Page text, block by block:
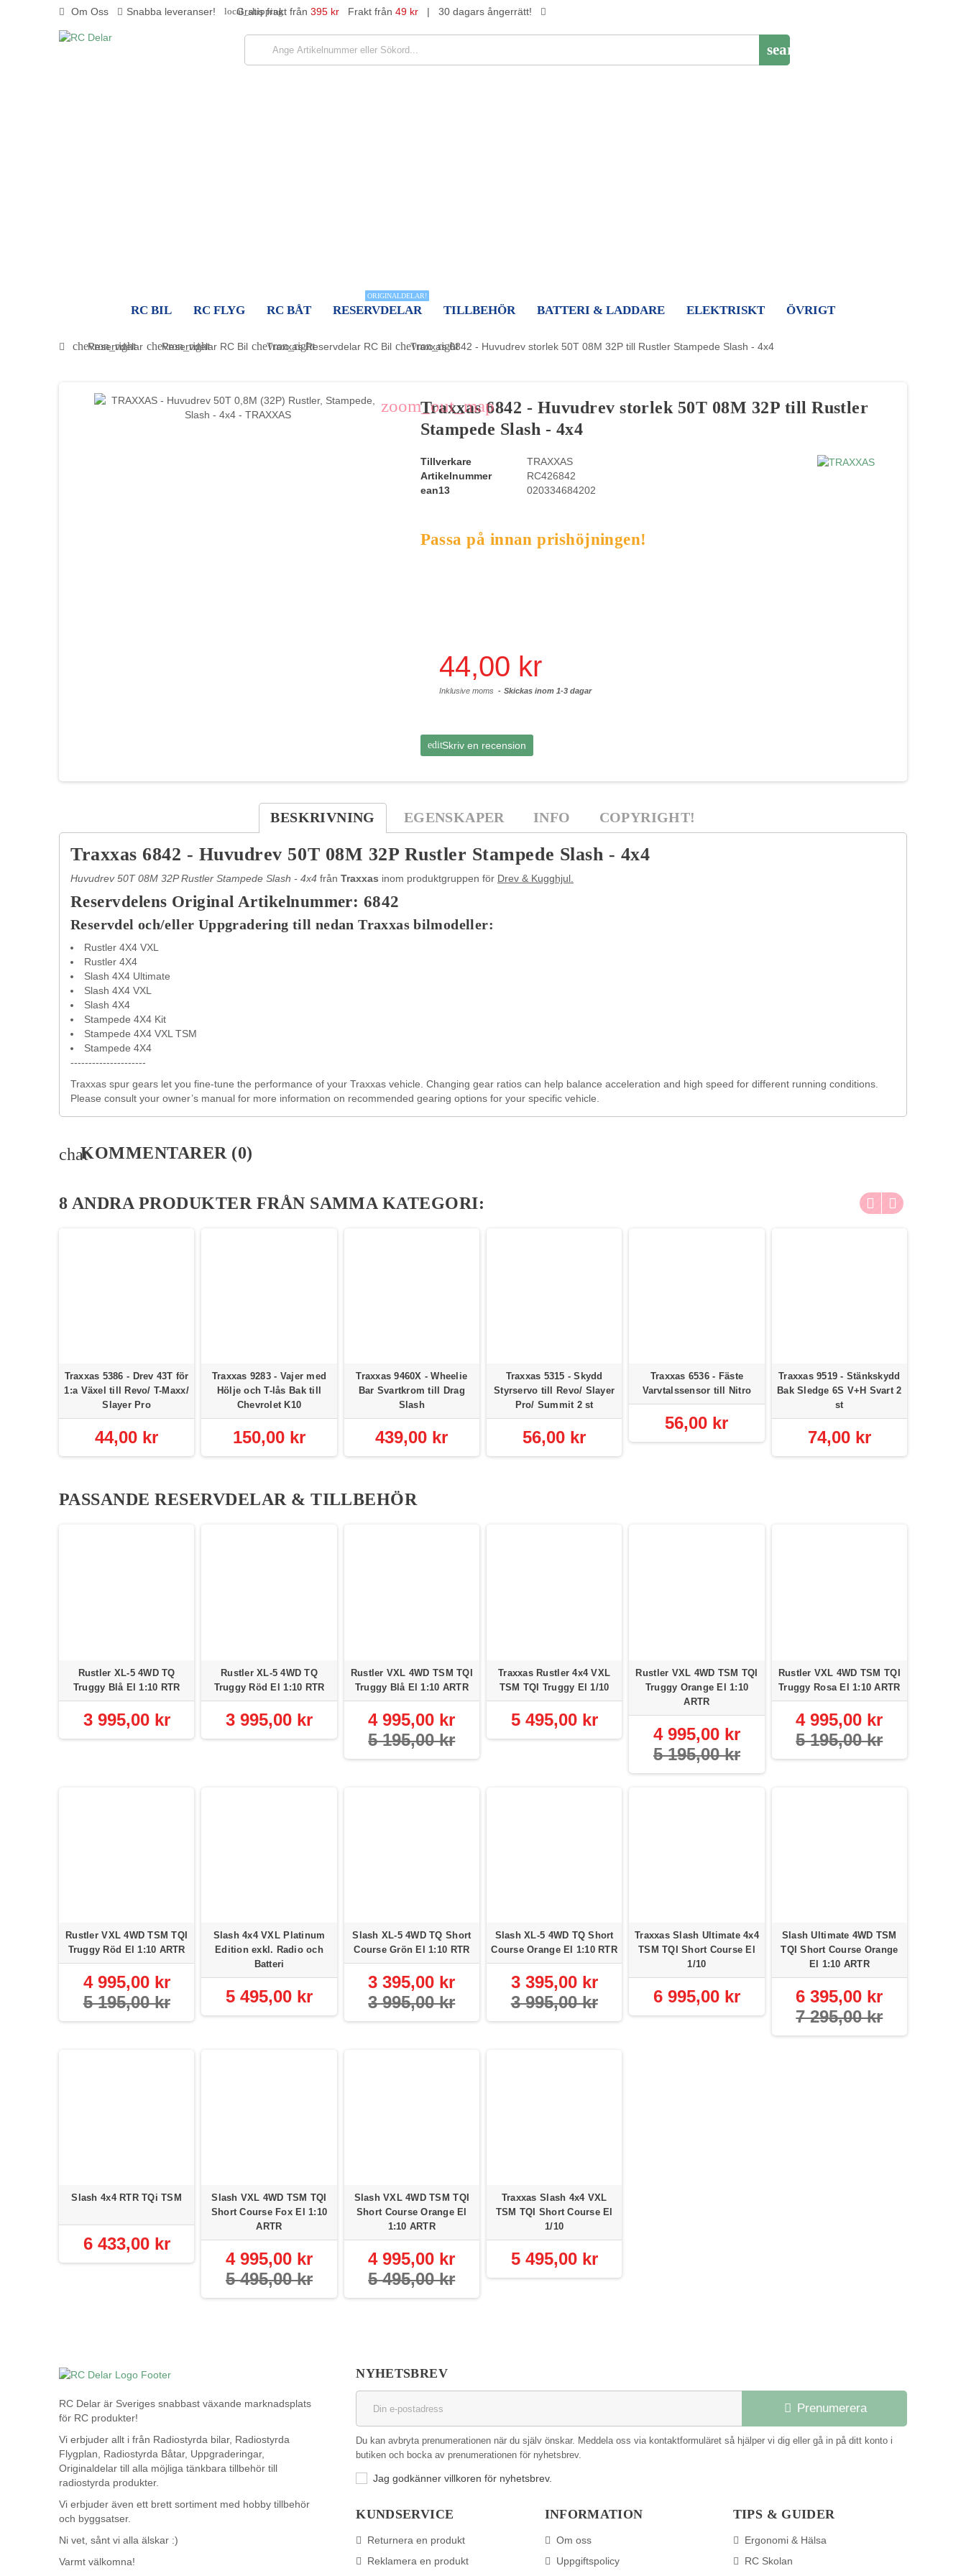
Om Oss Snabba leveranser! local_shipping
Gratis frakt från 395 kr Frakt från 49 kr | 30 dagars ångerrätt!
search
RC BIL RC FLYG RC BÅT RESERVDELAR
ORIGINALDELAR!
TILLBEHÖR BATTERI & LADDARE ELEKTRISKT ÖVRIGT
chevron_right
Reservdelar chevron_right
Reservdelar RC Bil chevron_right
Traxxas Reservdelar RC Bil chevron_right
Traxxas 6842 - Huvudrev storlek 50T 08M 32P till Rustler Stampede Slash - 4x4
zoom_out_map
Traxxas 6842 - Huvudrev storlek 50T 08M 32P till Rustler
Stampede Slash - 4x4
Tillverkare
TRAXXAS
Artikelnummer
RC426842
ean13
020334684202
Passa på innan prishöjningen!
44,00 kr
Inklusive moms Skickas inom 1-3 dagar
editSkriv en recension
BESKRIVNING EGENSKAPER INFO COPYRIGHT!
Traxxas 6842 - Huvudrev 50T 08M 32P Rustler Stampede Slash - 4x4
Huvudrev 50T 08M 32P Rustler Stampede Slash - 4x4 från Traxxas inom produktgruppen för Drev & Kugghjul.
Reservdelens Original Artikelnummer: 6842
Reservdel och/eller Uppgradering till nedan Traxxas bilmodeller:
Rustler 4X4 VXL
Rustler 4X4
Slash 4X4 Ultimate
Slash 4X4 VXL
Slash 4X4
Stampede 4X4 Kit
Stampede 4X4 VXL TSM
Stampede 4X4
---------------------
Traxxas spur gears let you fine-tune the performance of your Traxxas vehicle. Changing gear ratios can help balance acceleration and high speed for different running conditions.
Please consult your owner’s manual for more information on recommended gearing options for your specific vehicle.
chatKOMMENTARER (0)
8 ANDRA PRODUKTER FRÅN SAMMA KATEGORI:
Traxxas 5386 - Drev 43T för
1:a Växel till Revo/ T-Maxx/
Slayer Pro
44,00 kr
Traxxas 9283 - Vajer med
Hölje och T-lås Bak till
Chevrolet K10
150,00 kr
Traxxas 9460X - Wheelie
Bar Svartkrom till Drag
Slash
439,00 kr
Traxxas 5315 - Skydd
Styrservo till Revo/ Slayer
Pro/ Summit 2 st
56,00 kr
Traxxas 6536 - Fäste
Varvtalssensor till Nitro
56,00 kr
Traxxas 9519 - Stänkskydd
Bak Sledge 6S V+H Svart 2
st
74,00 kr
PASSANDE RESERVDELAR & TILLBEHÖR
Rustler XL-5 4WD TQ
Truggy Blå El 1:10 RTR
3 995,00 kr
Rustler XL-5 4WD TQ
Truggy Röd El 1:10 RTR
3 995,00 kr
Rustler VXL 4WD TSM TQI
Truggy Blå El 1:10 ARTR
4 995,00 kr
5 195,00 kr
Traxxas Rustler 4x4 VXL
TSM TQI Truggy El 1/10
5 495,00 kr
Rustler VXL 4WD TSM TQI
Truggy Orange El 1:10
ARTR
4 995,00 kr
5 195,00 kr
Rustler VXL 4WD TSM TQI
Truggy Rosa El 1:10 ARTR
4 995,00 kr
5 195,00 kr
Rustler VXL 4WD TSM TQI
Truggy Röd El 1:10 ARTR
4 995,00 kr
5 195,00 kr
Slash 4x4 VXL Platinum
Edition exkl. Radio och
Batteri
5 495,00 kr
Slash XL-5 4WD TQ Short
Course Grön El 1:10 RTR
3 395,00 kr
3 995,00 kr
Slash XL-5 4WD TQ Short
Course Orange El 1:10 RTR
3 395,00 kr
3 995,00 kr
Traxxas Slash Ultimate 4x4
TSM TQI Short Course El
1/10
6 995,00 kr
Slash Ultimate 4WD TSM
TQI Short Course Orange
El 1:10 ARTR
6 395,00 kr
7 295,00 kr
Slash 4x4 RTR TQi TSM
6 433,00 kr
Slash VXL 4WD TSM TQI
Short Course Fox El 1:10
ARTR
4 995,00 kr
5 495,00 kr
Slash VXL 4WD TSM TQI
Short Course Orange El
1:10 ARTR
4 995,00 kr
5 495,00 kr
Traxxas Slash 4x4 VXL
TSM TQI Short Course El
1/10
5 495,00 kr
RC Delar är Sveriges snabbast växande marknadsplats
för RC produkter!
Vi erbjuder allt i från Radiostyrda bilar, Radiostyrda
Flygplan, Radiostyrda Båtar, Uppgraderingar,
Originaldelar till alla möjliga tänkbara tillbehör till
radiostyrda produkter.
Vi erbjuder även ett brett sortiment med hobby tillbehör
och byggsatser.
Ni vet, sånt vi alla älskar :)
Varmt välkomna!
NYHETSBREV
Prenumerera
Du kan avbryta prenumerationen när du själv önskar. Meddela oss via kontaktformuläret så hjälper vi dig eller gå in på ditt konto i
butiken och bocka av prenumerationen för nyhetsbrev.
Jag godkänner villkoren för nyhetsbrev.
KUNDSERVICE
Returnera en produkt
Reklamera en produkt
INFORMATION
Om oss
Uppgiftspolicy
TIPS & GUIDER
Ergonomi & Hälsa
RC Skolan